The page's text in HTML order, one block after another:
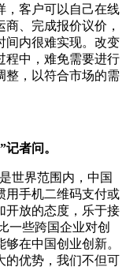
，客户可以自己在线
商、完成报价议价，
间内很难实现。改变
程中，难免需要进行
整，以符合市场的需
者问。
世界范围内，中国
用手机二维码支付或
开放的态度，乐于接
一些跨国企业对创
在中国创业创新。
的优势，我们不但可